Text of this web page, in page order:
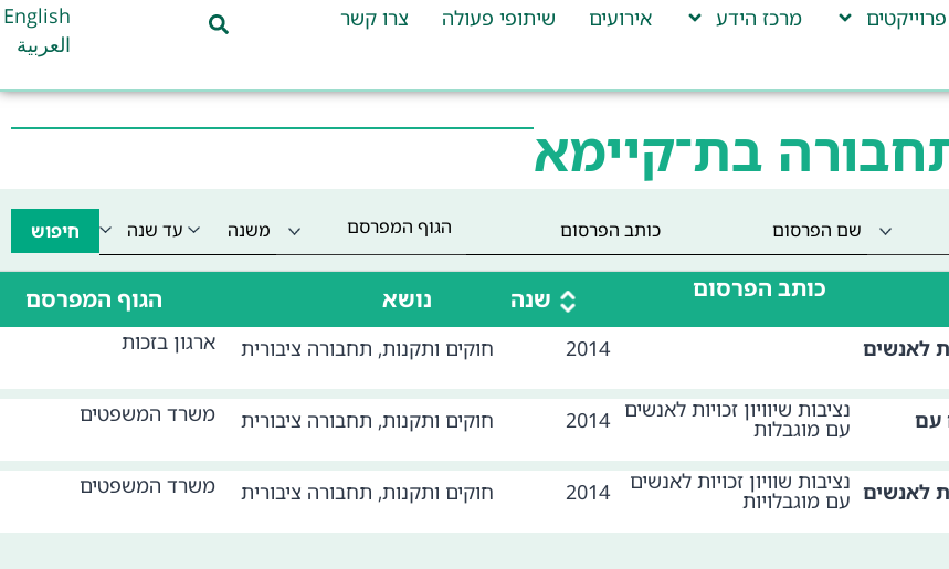
פרוייקטים מרכז הידע אירועים שיתופי פעולה צרו קשר
English
العربية
בת־קיימא
הגוף המפרסם חיפוש
כותב הפרסום שנה נושא הגוף המפרסם
לאנשים 2014 חוקים ותקנות, תחבורה ציבורית ארגון בזכות
עם נציבות שיוויון זכויות לאנשים
עם מוגבלות 2014 חוקים ותקנות, תחבורה ציבורית משרד המשפטים
לאנשים נציבות שוויון זכויות לאנשים
עם מוגבלויות 2014 חוקים ותקנות, תחבורה ציבורית משרד המשפטים